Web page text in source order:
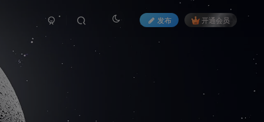
发布 开通会员